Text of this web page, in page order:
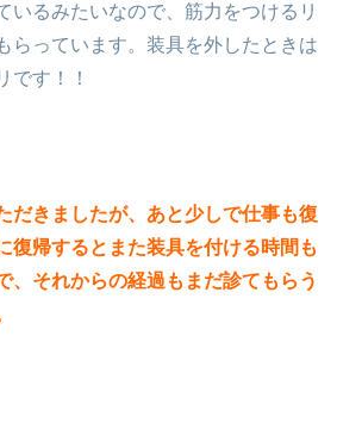
いるみたいなので、筋力をつけるリ
らっています。装具を外したときは
です！！
だきましたが、あと少しで仕事も復
復帰するとまた装具を付ける時間も
、それからの経過もまだ診てもらう